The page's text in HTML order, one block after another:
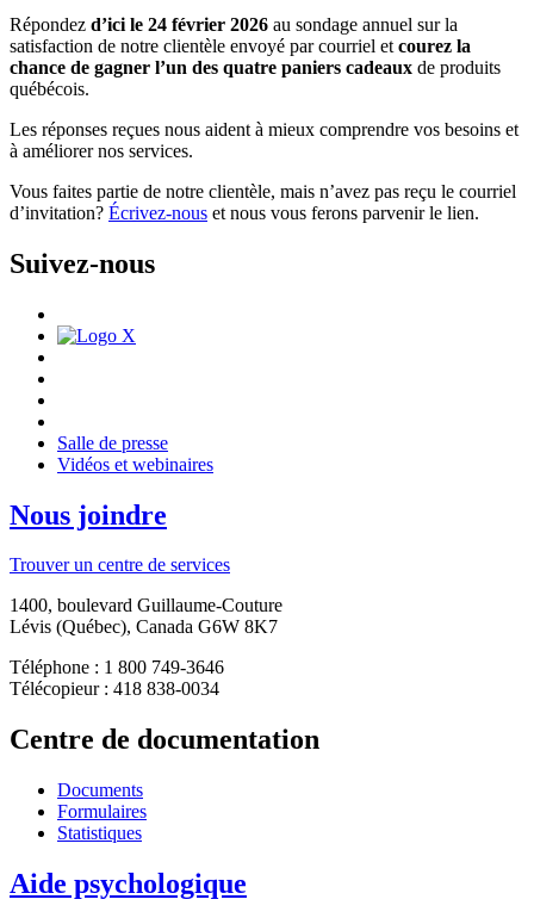
Répondez d’ici le 24 février 2026 au sondage annuel sur la
satisfaction de notre clientèle envoyé par courriel et courez la
chance de gagner l’un des quatre paniers cadeaux de produits
québécois.
Les réponses reçues nous aident à mieux comprendre vos besoins et
à améliorer nos services.
Vous faites partie de notre clientèle, mais n’avez pas reçu le courriel
d’invitation? Écrivez-nous et nous vous ferons parvenir le lien.
Suivez-nous
Salle de presse
Vidéos et webinaires
Nous joindre
Trouver un centre de services
1400, boulevard Guillaume-Couture
Lévis (Québec), Canada G6W 8K7
Téléphone : 1 800 749-3646
Télécopieur : 418 838-0034
Centre de documentation
Documents
Formulaires
Statistiques
Aide psychologique